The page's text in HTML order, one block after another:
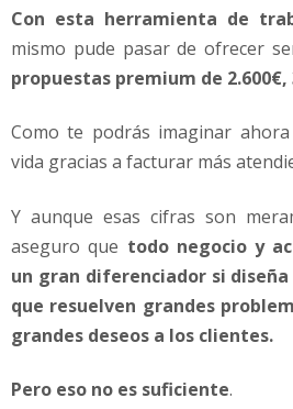
Con esta herramienta de
mismo pude pasar de ofrecer
propuestas premium de 2.600€,
Como te podrás imaginar
vida gracias a facturar más
Y aunque esas cifras son
aseguro que todo negocio y
un gran diferenciador si
que resuelven grandes
grandes deseos a los clientes.
Pero eso no es suficiente.